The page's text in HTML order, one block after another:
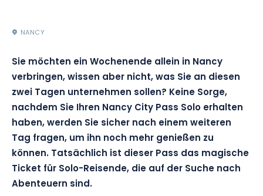
NANCY
Sie möchten ein Wochenende allein in Nancy
verbringen, wissen aber nicht, was Sie an diesen
zwei Tagen unternehmen sollen? Keine Sorge,
nachdem Sie Ihren Nancy City Pass Solo erhalten
haben, werden Sie sicher nach einem weiteren
Tag fragen, um ihn noch mehr genießen zu
können. Tatsächlich ist dieser Pass das magische
Ticket für Solo-Reisende, die auf der Suche nach
Abenteuern sind.